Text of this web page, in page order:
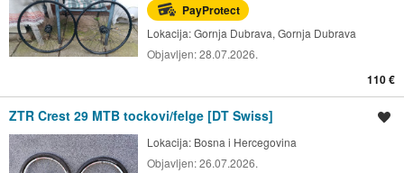
PayProtect
Lokacija:Gornja Dubrava, Gornja Dubrava
Objavljen:28.07.2026.
110 €
ZTR Crest 29 MTB tockovi/felge [DT Swiss]
Lokacija: Bosna i Hercegovina
Objavljen:26.07.2026.